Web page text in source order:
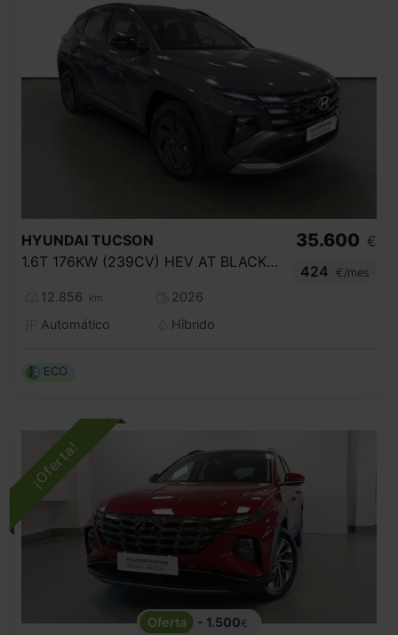
HYUNDAI TUCSON
1.6T 176KW (239CV) HEV AT BLACK LINE
12.856 km
2026
Automático
Híbrido
35.600 €
424
€/mes
ECO
- 1.500€